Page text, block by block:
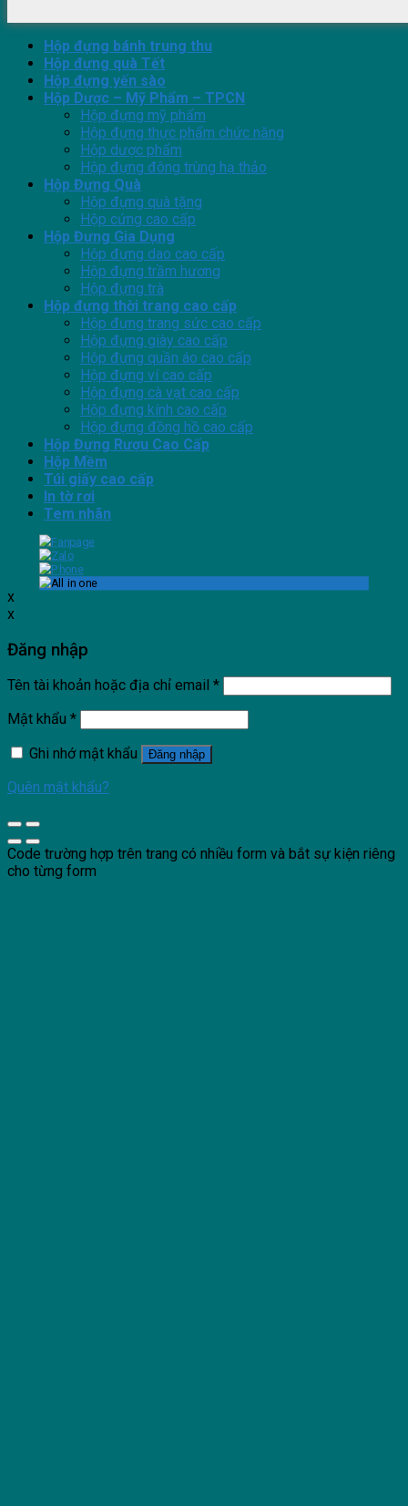
Hộp đựng bánh trung thu
Hộp đựng quà Tết
Hộp đựng yến sào
Hộp Dược – Mỹ Phẩm – TPCN
Hộp đựng mỹ phẩm
Hộp đựng thực phẩm chức năng
Hộp dược phẩm
Hộp đựng đông trùng hạ thảo
Hộp Đựng Quà
Hộp đựng quà tặng
Hộp cứng cao cấp
Hộp Đựng Gia Dụng
Hộp đựng dao cao cấp
Hộp đựng trầm hương
Hộp đựng trà
Hộp đựng thời trang cao cấp
Hộp đựng trang sức cao cấp
Hộp đựng giày cao cấp
Hộp đựng quần áo cao cấp
Hộp đựng ví cao cấp
Hộp đựng cà vạt cao cấp
Hộp đựng kính cao cấp
Hộp đựng đồng hồ cao cấp
Hộp Đựng Rượu Cao Cấp
Hộp Mềm
Túi giấy cao cấp
In tờ rơi
Tem nhãn
x
x
Đăng nhập
Tên tài khoản hoặc địa chỉ email *
Mật khẩu *
Ghi nhớ mật khẩu
Đăng nhập
Quên mật khẩu?
Code trường hợp trên trang có nhiều form và bắt sự kiện riêng
cho từng form